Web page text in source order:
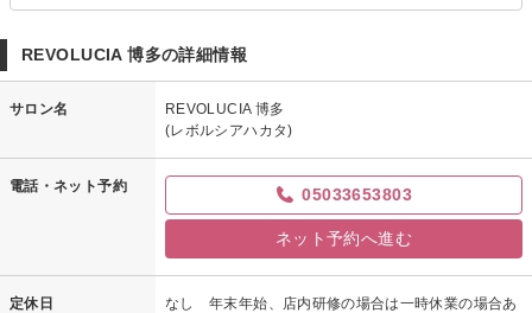
REVOLUCIA 博多の詳細情報
サロン名
REVOLUCIA 博多
(レボルシアハカタ)
電話・ネット予約 05033653803
ネット予約へ進む
定休日
なし 年末年始、店内研修の場合は一時休業の場合あ